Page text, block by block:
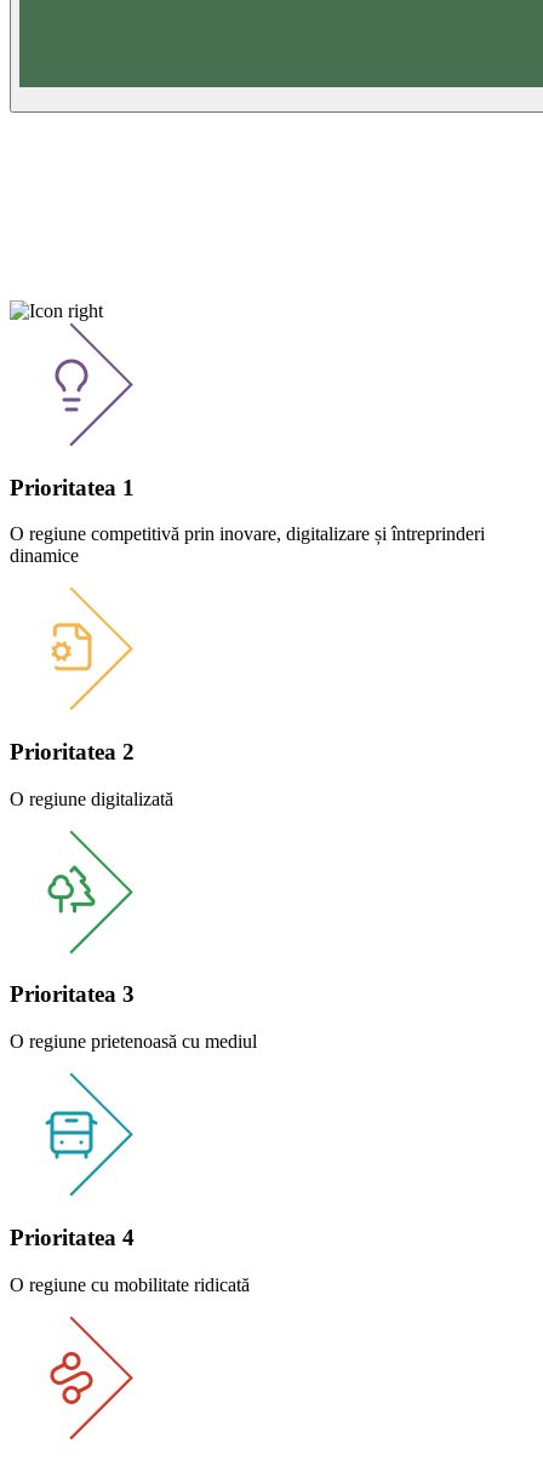
Apeluri active
Prioritatea 1
O regiune competitivă prin inovare, digitalizare și întreprinderi
dinamice
Prioritatea 2
O regiune digitalizată
Prioritatea 3
O regiune prietenoasă cu mediul
Prioritatea 4
O regiune cu mobilitate ridicată